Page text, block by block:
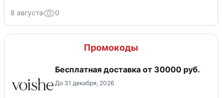
8 августа 0
Промокоды
Бесплатная доставка от 30000 руб.
До 31 декабря, 2026